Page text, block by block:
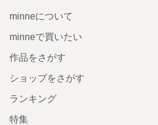
minneについて
minneで買いたい
作品をさがす
ショップをさがす
ランキング
特集